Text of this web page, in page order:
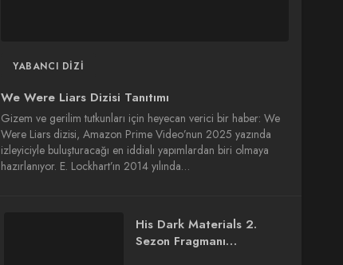
YABANCI DIZI
We Were Liars Dizisi Tanıtımı
Gizem ve gerilim tutkunları için heyecan verici bir haber: We
Were Liars dizisi, Amazon Prime Video’nun 2025 yazında
izleyiciyle buluşturacağı en iddialı yapımlardan biri olmaya
hazırlanıyor. E. Lockhart’ın 2014 yılında…
His Dark Materials 2.
Sezon Fragmanı